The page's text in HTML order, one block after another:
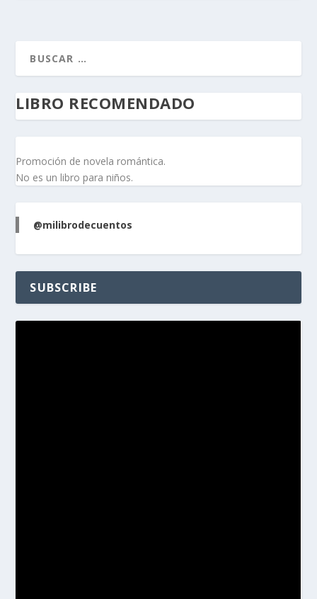
LIBRO RECOMENDADO
Promoción de novela romántica.
No es un libro para niños.
@milibrodecuentos
SUBSCRIBE